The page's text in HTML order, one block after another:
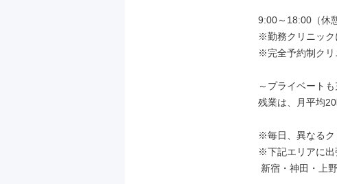
9:00～18:00（休
※勤務クリニック
※完全予約制クリ
～プライベート
残業は、月平均
※毎日、異なるク
※下記エリアに出
新宿・神田・上